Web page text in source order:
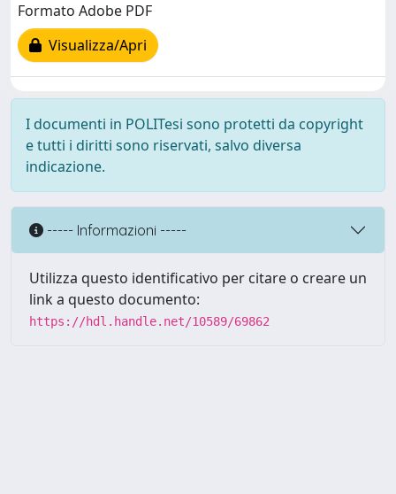
Formato Adobe PDF
Visualizza/Apri
I documenti in POLITesi sono protetti da copyright
e tutti i diritti sono riservati, salvo diversa
indicazione.
----- Informazioni -----
Utilizza questo identificativo per citare o creare un
link a questo documento:
https://hdl.handle.net/10589/69862